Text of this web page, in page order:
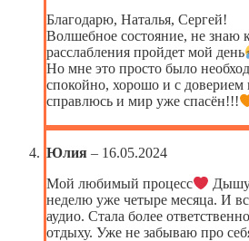
Благодарю, Наталья, Сергей!
Волшебное состояние, не знаю
расслабления пройдет мой день
Но мне это просто было
спокойно, хорошо и с доверием
справлюсь и мир уже спасён!!!
Юлия – 16.05.2024
Мой любимый процесс
Дышу
неделю уже четыре месяца. И
аудио. Стала более
отдыху. Уже не забываю про